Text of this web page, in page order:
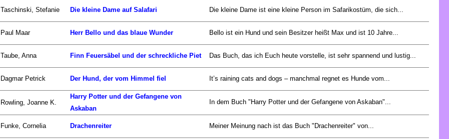
Taschinski, Stefanie Die kleine Dame auf Salafari Die kleine Dame ist eine kleine Person im Safarikostüm, die sich...
Paul Maar Herr Bello und das blaue Wunder Bello ist ein Hund und sein Besitzer heißt Max und ist 10 Jahre...
Taube, Anna Finn Feuersäbel und der schreckliche Piet Das Buch, das ich Euch heute vorstelle, ist sehr spannend und lustig...
Dagmar Petrick Der Hund, der vom Himmel fiel It’s raining cats and dogs – manchmal regnet es Hunde vom...
Rowling, Joanne K.
Harry Potter und der Gefangene von
Askaban
In dem Buch "Harry Potter und der Gefangene von Askaban"...
Funke, Cornelia Drachenreiter Meiner Meinung nach ist das Buch "Drachenreiter" von...